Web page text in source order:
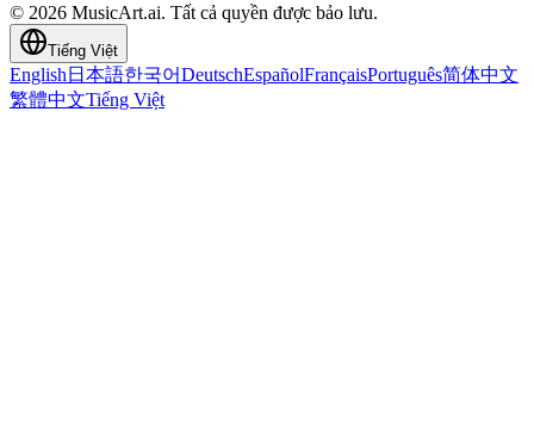
© 2026 MusicArt.ai. Tất cả quyền được bảo lưu.
Tiếng Việt
English 日本語한국어DeutschEspañolFrançaisPortuguês简体中文
繁體中文Tiếng Việt